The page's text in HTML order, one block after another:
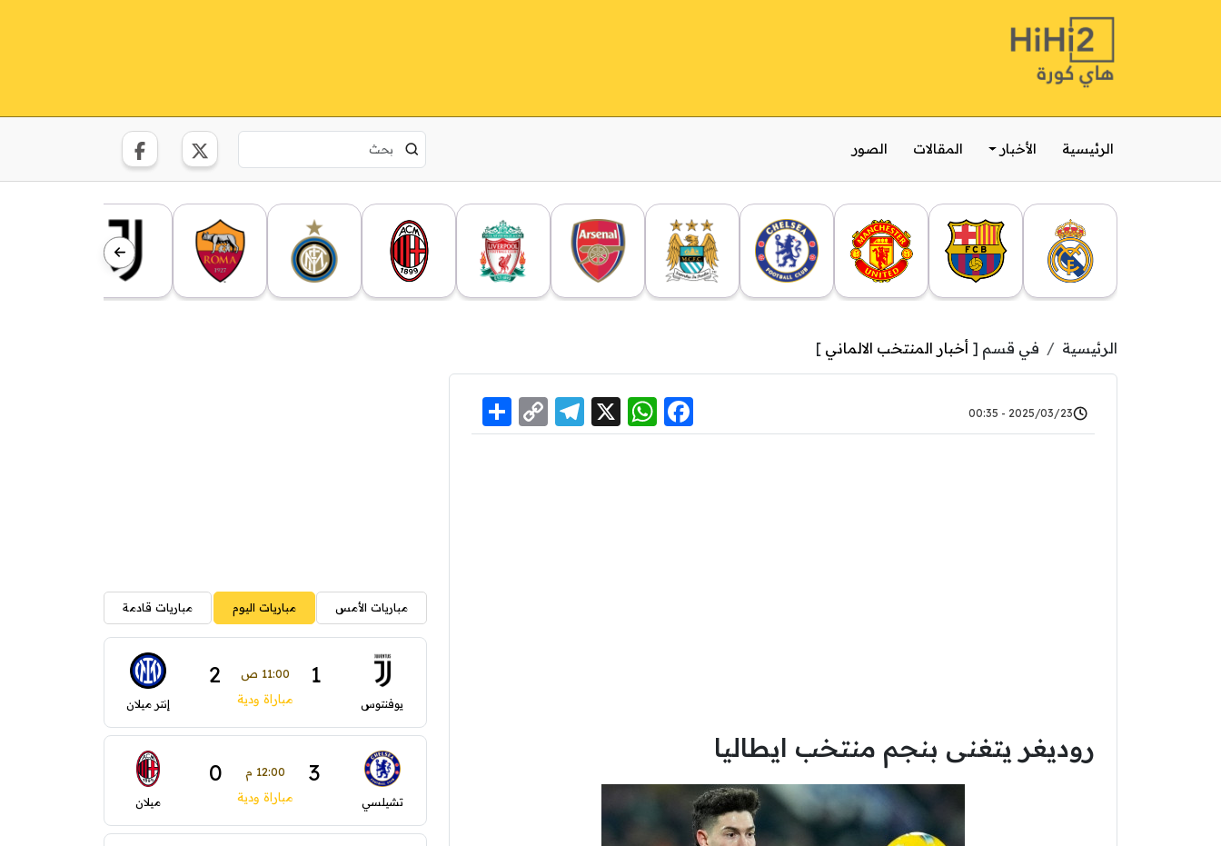
الرئيسية الأخبار المقالات الصور
الرئيسية في قسم [ أخبار المنتخب الالماني ]
2025/03/23 - 00:35
Facebook
WhatsApp
X
Telegram
Copy
Link
روديغر يتغنى بنجم منتخب ايطاليا
مباريات الأمس مباريات اليوم مباريات قادمة
يوفنتوس
1 11:00 ص 2
مباراة ودية إنتر ميلان
تشيلسي
3 12:00 م 0
مباراة ودية ميلان